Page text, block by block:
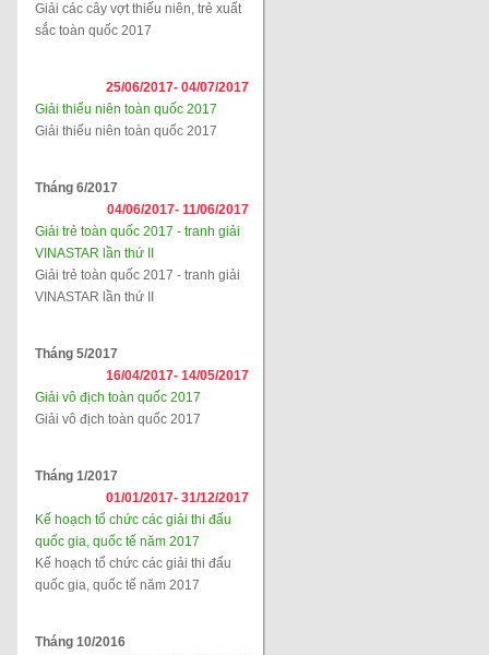
Giải các cây vợt thiếu niên, trẻ xuất
sắc toàn quốc 2017
25/06/2017- 04/07/2017
Giải thiếu niên toàn quốc 2017
Giải thiếu niên toàn quốc 2017
Tháng 6/2017
04/06/2017- 11/06/2017
Giải trẻ toàn quốc 2017 - tranh giải
VINASTAR lần thứ II
Giải trẻ toàn quốc 2017 - tranh giải
VINASTAR lần thứ II
Tháng 5/2017
16/04/2017- 14/05/2017
Giải vô địch toàn quốc 2017
Giải vô địch toàn quốc 2017
Tháng 1/2017
01/01/2017- 31/12/2017
Kế hoạch tổ chức các giải thi đấu
quốc gia, quốc tế năm 2017
Kế hoạch tổ chức các giải thi đấu
quốc gia, quốc tế năm 2017
Tháng 10/2016